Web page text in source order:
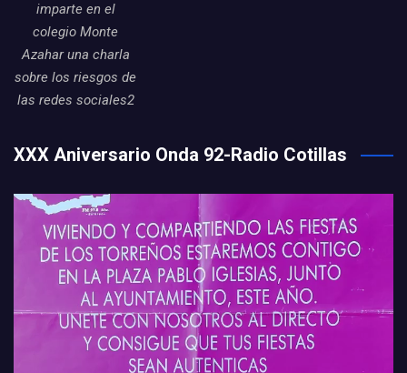
imparte en el
colegio Monte
Azahar una charla
sobre los riesgos de
las redes sociales2
XXX Aniversario Onda 92-Radio Cotillas